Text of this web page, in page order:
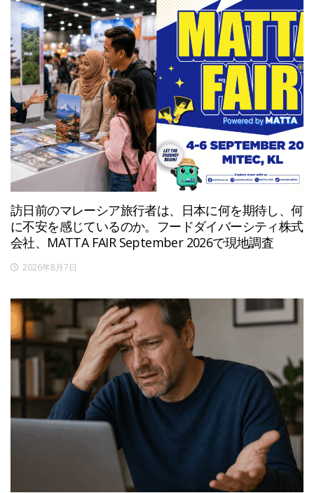
訪日前のマレーシア旅行者は、日本に何を期待し、何
に不安を感じているのか。フードダイバーシティ株式
会社、MATTA FAIR September 2026で現地調査
2026年8月7日